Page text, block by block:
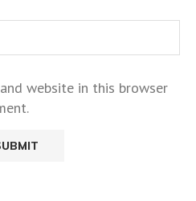
website in this browser